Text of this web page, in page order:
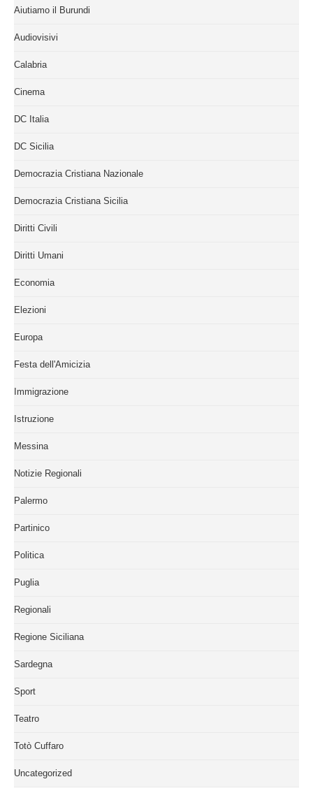
Aiutiamo il Burundi
Audiovisivi
Calabria
Cinema
DC Italia
DC Sicilia
Democrazia Cristiana Nazionale
Democrazia Cristiana Sicilia
Diritti Civili
Diritti Umani
Economia
Elezioni
Europa
Festa dell'Amicizia
Immigrazione
Istruzione
Messina
Notizie Regionali
Palermo
Partinico
Politica
Puglia
Regionali
Regione Siciliana
Sardegna
Sport
Teatro
Totò Cuffaro
Uncategorized